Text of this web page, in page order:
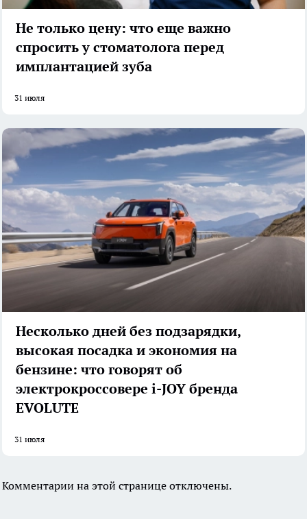
Не только цену: что еще важно
спросить у стоматолога перед
имплантацией зуба
31 июля
Несколько дней без подзарядки,
высокая посадка и экономия на
бензине: что говорят об
электрокроссовере i-JOY бренда
EVOLUTE
31 июля
Комментарии на этой странице отключены.